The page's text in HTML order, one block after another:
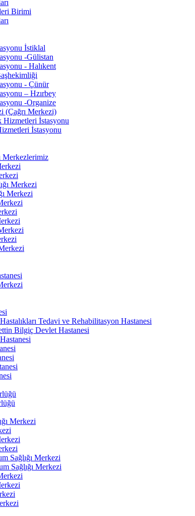
Birimi
İstiklal
-Gülistan
- Halıkent
- Çünür
– Hzırbey
-Organize
(Çağrı Merkezi)
Hizmetleri İstasyonu
İstasyonu
Merkezlerimiz
Merkezi
Merkezi
Tedavi ve Rehabilitasyon Hastanesi
Bilgiç Devlet Hastanesi
Merkezi
Sağlığı Merkezi
Sağlığı Merkezi